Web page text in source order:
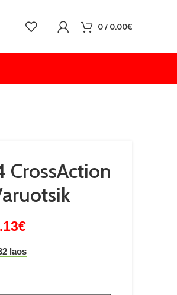
0/ 0.00€
CrossAction
€
laos